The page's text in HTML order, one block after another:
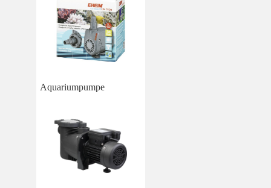
Aquariumpumpe